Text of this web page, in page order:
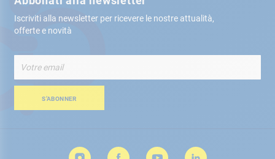
Iscriviti alla newsletter per ricevere le nostre attualità,
offerte e novità
alla
nostra
Newsletter:S’ABONNER